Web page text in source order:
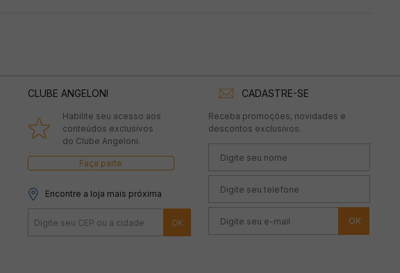
CLUBE ANGELONI
Habilite seu acesso aos
conteúdos exclusivos
do Clube Angeloni.
Faça parte
Encontre a loja mais próxima
CADASTRE-SE
Receba promoções, novidades e
descontos exclusivos.
OK